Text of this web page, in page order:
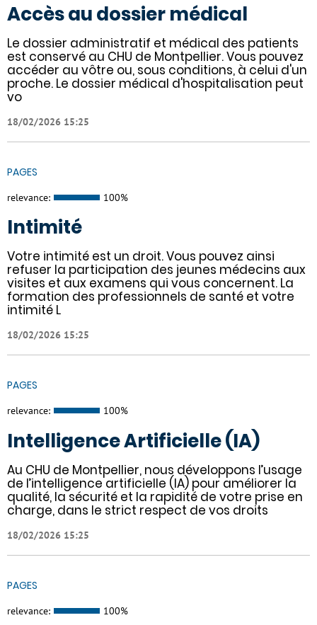
Accès au dossier médical
Le dossier administratif et médical des patients
est conservé au CHU de Montpellier. Vous pouvez
accéder au vôtre ou, sous conditions, à celui d'un
proche. Le dossier médical d'hospitalisation peut
vo
18/02/2026 15:25
PAGES
relevance: 100%
Intimité
Votre intimité est un droit. Vous pouvez ainsi
refuser la participation des jeunes médecins aux
visites et aux examens qui vous concernent. La
formation des professionnels de santé et votre
intimité L
18/02/2026 15:25
PAGES
relevance: 100%
Intelligence Artificielle (IA)
Au CHU de Montpellier, nous développons l’usage
de l’intelligence artificielle (IA) pour améliorer la
qualité, la sécurité et la rapidité de votre prise en
charge, dans le strict respect de vos droits
18/02/2026 15:25
PAGES
relevance: 100%